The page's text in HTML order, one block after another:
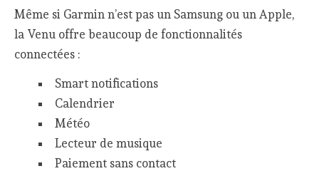
Même si Garmin n’est pas un Samsung ou un Apple,
la Venu offre beaucoup de fonctionnalités
connectées :
Smart notifications
Calendrier
Météo
Lecteur de musique
Paiement sans contact